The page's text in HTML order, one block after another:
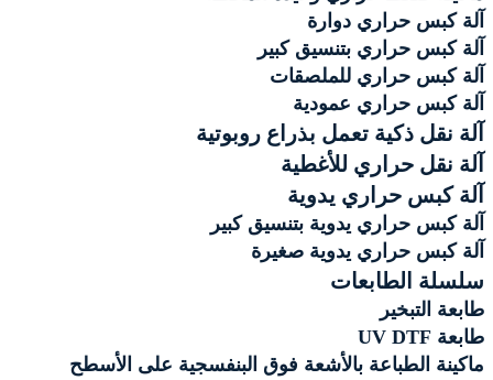
آلة كبس حراري دوارة
آلة كبس حراري بتنسيق كبير
آلة كبس حراري للملصقات
آلة كبس حراري عمودية
آلة نقل ذكية تعمل بذراع روبوتية
آلة نقل حراري للأغطية
آلة كبس حراري يدوية
آلة كبس حراري يدوية بتنسيق كبير
آلة كبس حراري يدوية صغيرة
سلسلة الطابعات
طابعة التبخير
طابعة UV DTF
ماكينة الطباعة بالأشعة فوق البنفسجية على الأسطح